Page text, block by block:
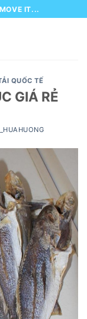
IT...
QUỐC TẾ
GIÁ RẺ